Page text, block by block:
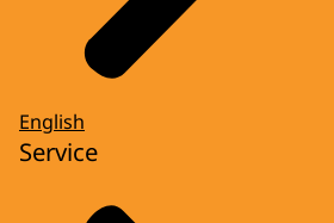
English
Service